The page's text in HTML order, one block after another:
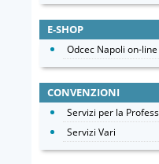
E-SHOP
Odcec Napoli on-
CONVENZIONI
Servizi per la
Servizi Vari